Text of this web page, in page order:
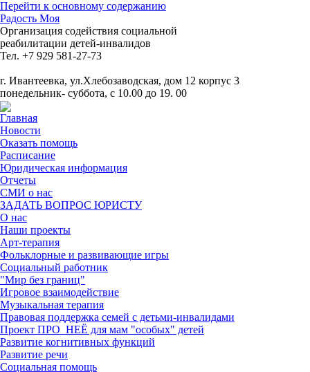
Перейти к основному содержанию
Радость Моя
Организация содействия социальной
реабилитации детей-инвалидов
Тел. +7 929 581-27-73
г. Ивантеевка, ул.Хлебозаводская, дом 12 корпус 3
понедельник- суббота, с 10.00 до 19. 00
Главная
Новости
Оказать помощь
Расписание
Юридическая информация
Отчеты
СМИ о нас
ЗАДАТЬ ВОПРОС ЮРИСТУ
О нас
Наши проекты
Арт-терапия
Фольклорные и развивающие игры
Социальный работник
"Мир без границ"
Игровое взаимодействие
Музыкальная терапия
Правовая поддержка семей с детьми-инвалидами
Проект ПРО_НЕЁ для мам "особых" детей
Развитие когнитивных функций
Развитие речи
Социальная помощь